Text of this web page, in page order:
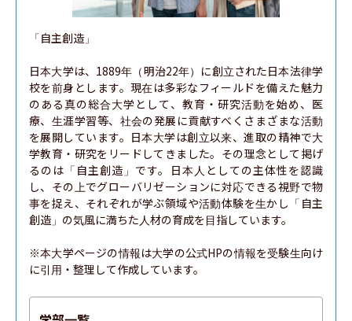
「自主創造」
日本大学は、1889年（明治22年）に創立された日本法律学
校を前身とします。現在は多彩なフィールドを備えた魅力
のある真の総合大学として、教育・研究活動を始め、医
療、生涯学習等、社会の発展に貢献すべくさまざまな活動
を展開しています。日本大学は創立以来、進取の精神で大
学教育・研究をリードしてきました。その理念として掲げ
るのは「自主創造」です。日本人としての主体性を認識
し、その上でグローバリゼーションに対応できる視野で物
事を捉え、それぞれが学ぶ領域や活動体験を生かし「自主
創造」の気風に満ちた人材の育成を目指しています。
※本大学ページの情報は大学の公式HPの情報を受験生向け
に引用・整理して作成しています。